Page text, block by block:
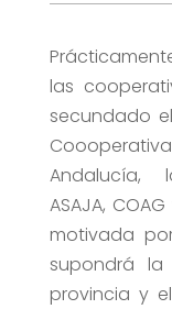
las
secundado
Andalucía,
ASAJA,
motivada
supondrá
provincia y